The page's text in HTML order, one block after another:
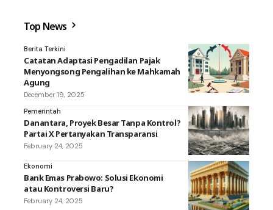
Top News
Berita Terkini
Catatan Adaptasi Pengadilan Pajak
Menyongsong Pengalihan ke Mahkamah
Agung
December 19, 2025
Pemerintah
Danantara, Proyek Besar Tanpa Kontrol?
Partai X Pertanyakan Transparansi
February 24, 2025
Ekonomi
Bank Emas Prabowo: Solusi Ekonomi
atau Kontroversi Baru?
February 24, 2025